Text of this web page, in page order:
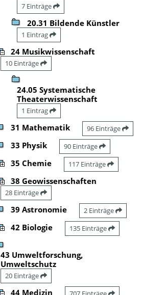
7 Einträge
20.31 Bildende Künstler
1 Eintrag
24 Musikwissenschaft
10 Einträge
24.05 Systematische
Theaterwissenschaft
1 Eintrag
31 Mathematik 96 Einträge
33 Physik 90 Einträge
35 Chemie 117 Einträge
38 Geowissenschaften
28 Einträge
39 Astronomie 2 Einträge
42 Biologie 135 Einträge
43 Umweltforschung,
Umweltschutz
20 Einträge
44 Medizin